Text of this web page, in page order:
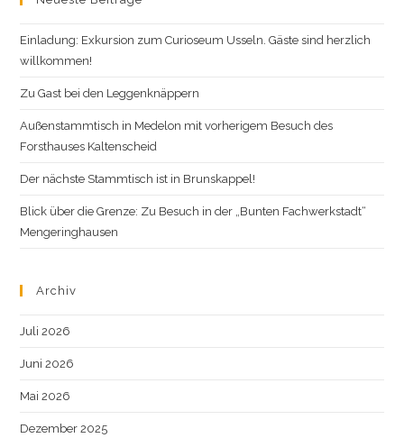
Einladung: Exkursion zum Curioseum Usseln. Gäste sind herzlich
willkommen!
Zu Gast bei den Leggenknäppern
Außenstammtisch in Medelon mit vorherigem Besuch des
Forsthauses Kaltenscheid
Der nächste Stammtisch ist in Brunskappel!
Blick über die Grenze: Zu Besuch in der „Bunten Fachwerkstadt“
Mengeringhausen
Archiv
Juli 2026
Juni 2026
Mai 2026
Dezember 2025